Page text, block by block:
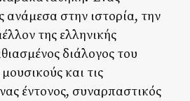
ανάμεσα στην ιστορία, την
της ελληνικής
διάλογος του
και τις
έντονος, συναρπαστικός